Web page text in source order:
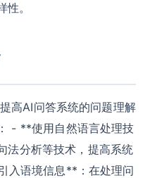
。
高AI问答系统的问题理解
- **使用自然语言处理技
法分析等技术，提高系统
入语境信息**：在处理问